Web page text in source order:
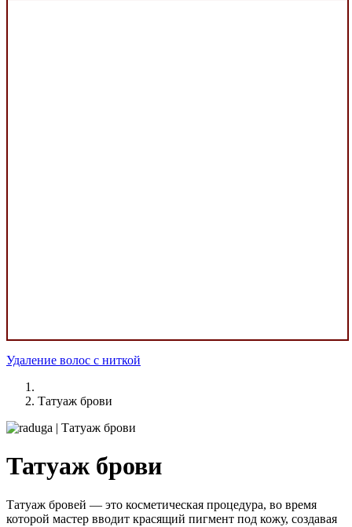
Удаление волос с ниткой
Татуаж брови
Татуаж брови
Татуаж бровей — это косметическая процедура, во время
которой мастер вводит красящий пигмент под кожу, создавая